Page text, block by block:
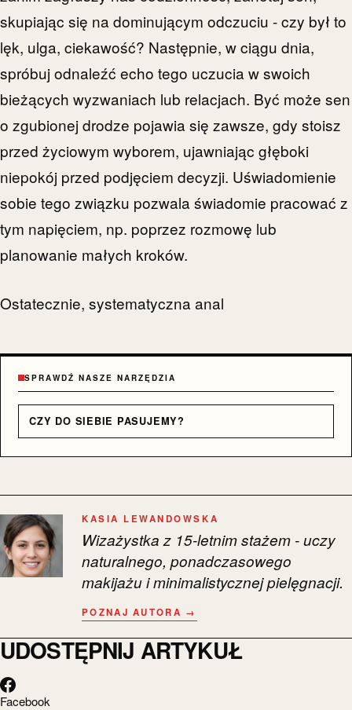
skupiając się na dominującym odczuciu - czy był to
lęk, ulga, ciekawość? Następnie, w ciągu dnia,
spróbuj odnaleźć echo tego uczucia w swoich
bieżących wyzwaniach lub relacjach. Być może sen
o zgubionej drodze pojawia się zawsze, gdy stoisz
przed życiowym wyborem, ujawniając głęboki
niepokój przed podjęciem decyzji. Uświadomienie
sobie tego związku pozwala świadomie pracować z
tym napięciem, np. poprzez rozmowę lub
planowanie małych kroków.
Ostatecznie, systematyczna anal
SPRAWDŹ NASZE NARZĘDZIA
CZY DO SIEBIE PASUJEMY?
KASIA LEWANDOWSKA
Wizażystka z 15-letnim stażem - uczy
naturalnego, ponadczasowego
makijażu i minimalistycznej pielęgnacji.
POZNAJ AUTORA →
UDOSTĘPNIJ ARTYKUŁ
Facebook